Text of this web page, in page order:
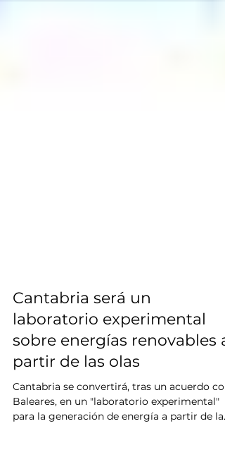
Cantabria será un
laboratorio experimental
sobre energías renovables a
partir de las olas
Cantabria se convertirá, tras un acuerdo con